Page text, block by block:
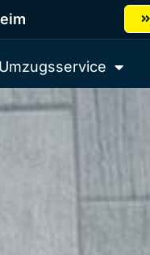
Umzugsservice